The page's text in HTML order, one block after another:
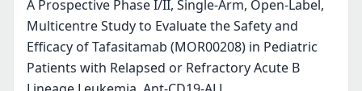
A Prospective Phase I/II, Single-Arm, Open-Label,
Multicentre Study to Evaluate the Safety and
Efficacy of Tafasitamab (MOR00208) in Pediatric
Patients with Relapsed or Refractory Acute B